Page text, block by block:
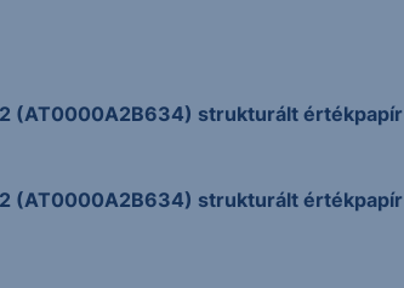
(AT0000A2B634) strukturált értékpapír
(AT0000A2B634) strukturált értékpapír